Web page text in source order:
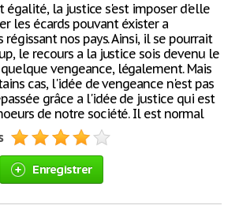
égalité, la justice s'est imposer d'elle
les écards pouvant éxister a
nos pays. Ainsi, il se pourrait
le recours a la justice sois devenu le
vengeance, légalement. Mais
cas, l'idée de vengeance n'est pas
grâce a l'idée de justice qui est
de notre société. Il est normal
Enregistrer